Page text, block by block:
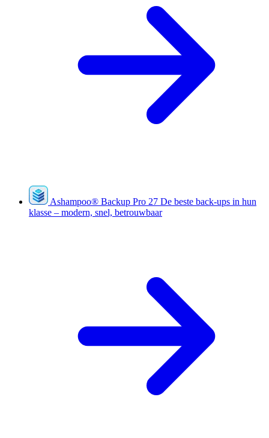
Ashampoo® Backup Pro 27 De beste back-ups in hun
klasse – modern, snel, betrouwbaar